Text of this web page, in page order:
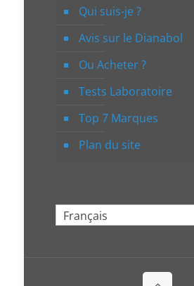
Qui suis-je ?
Avis sur le Dianabol
Ou Acheter ?
Tests Laboratoire
Top 7 Marques
Plan du site
Français